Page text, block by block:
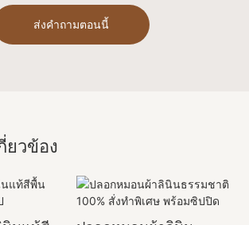
ส่งคำถามตอนนี้
วข้อง